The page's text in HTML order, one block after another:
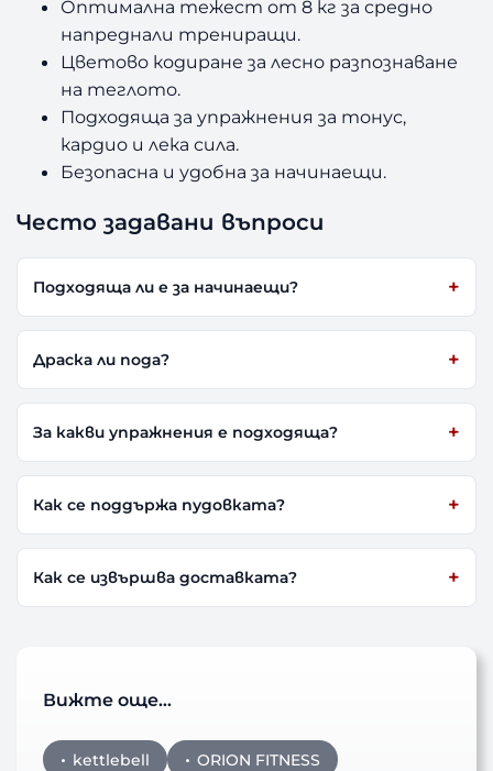
Оптимална тежест от 8 кг за средно
напреднали трениращи.
Цветово кодиране за лесно разпознаване
на теглото.
Подходяща за упражнения за тонус,
кардио и лека сила.
Безопасна и удобна за начинаещи.
Често задавани въпроси
Подходяща ли е за начинаещи?
Драска ли пода?
За какви упражнения е подходяща?
Как се поддържа пудовката?
Как се извършва доставката?
Вижте още…
kettlebell
ORION FITNESS